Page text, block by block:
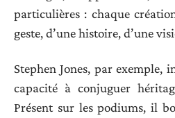
particulières : chaque
geste, d’une histoire, d’une
Stephen Jones, par exemple,
capacité à conjuguer
Présent sur les podiums, il